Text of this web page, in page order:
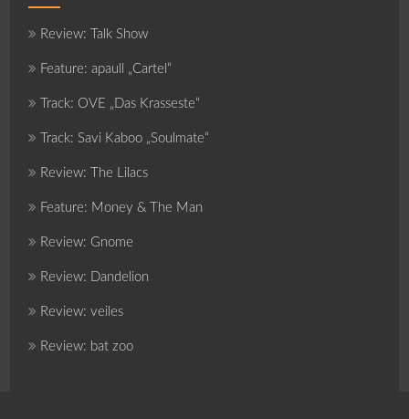
Review: Talk Show
Feature: apaull „Cartel“
Track: OVE „Das Krasseste“
Track: Savi Kaboo „Soulmate“
Review: The Lilacs
Feature: Money & The Man
Review: Gnome
Review: Dandelion
Review: veiles
Review: bat zoo